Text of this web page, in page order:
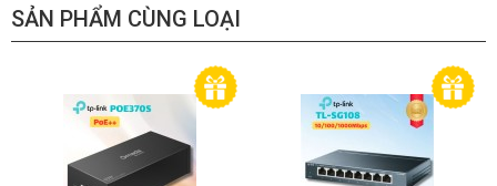
SẢN PHẨM CÙNG LOẠI